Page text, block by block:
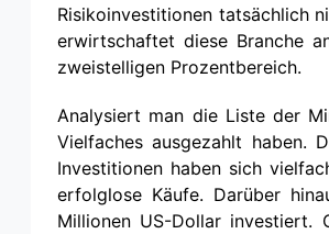
Risikoinvestitionen tatsächlich
erwirtschaftet diese Branche
zweistelligen Prozentbereich.
Analysiert man die Liste der
Vielfaches ausgezahlt haben.
Investitionen haben sich
erfolglose Käufe. Darüber
Millionen US-Dollar